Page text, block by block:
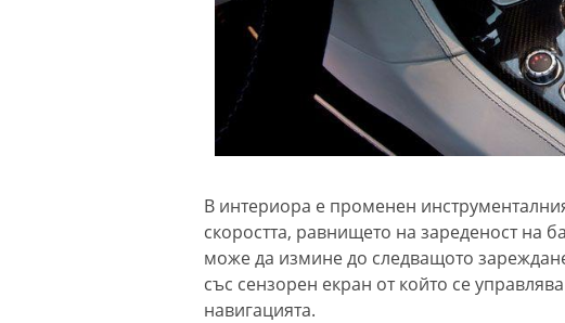
В интериора е променен
скоростта, равнището на зареденост на
може да измине до следващото
със сензорен екран от който се
навигацията.